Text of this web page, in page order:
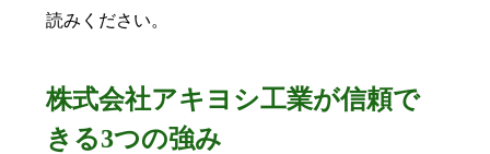
読みください。
株式会社アキヨシ工業が信頼で
きる3つの強み